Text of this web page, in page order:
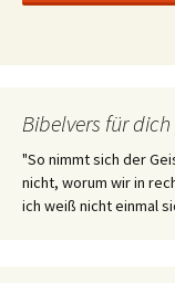
Bibelvers für
"So nimmt sich der
nicht, worum wir in
ich weiß nicht einmal